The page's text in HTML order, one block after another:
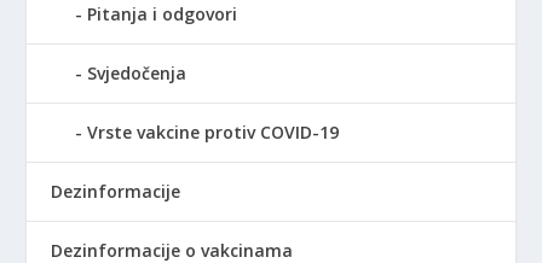
Pitanja i odgovori
Svjedočenja
Vrste vakcine protiv COVID-19
Dezinformacije
Dezinformacije o vakcinama